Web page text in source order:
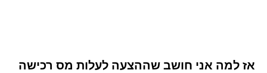
אז למה אני חושב שההצעה לעלות מס רכישה